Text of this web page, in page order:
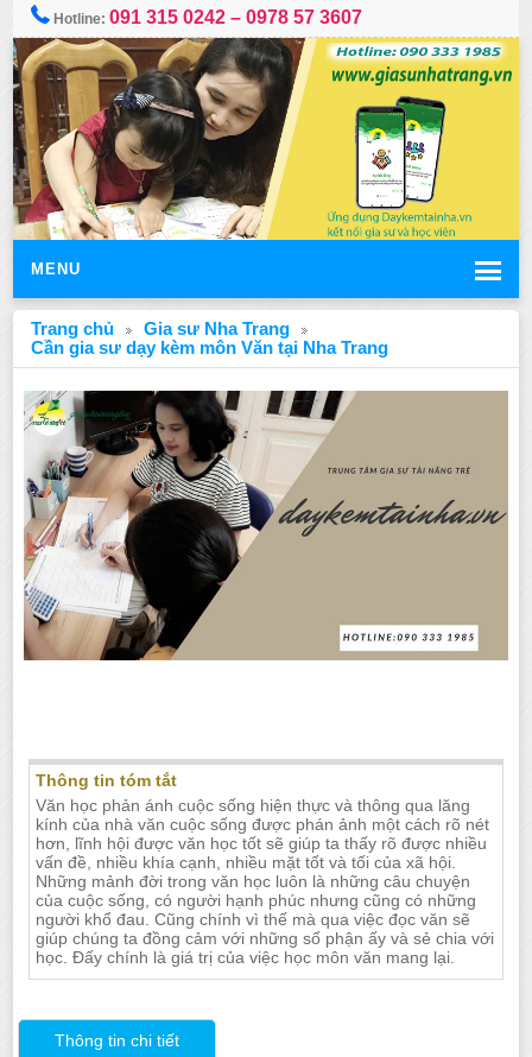
Hotline:091 315 0242 – 0978 57 3607
MENU
Trang chủ
Gia sư Nha Trang
Cần gia sư dạy kèm môn Văn tại Nha Trang
Thông tin tóm tắt
Văn học phản ánh cuộc sống hiện thực và thông qua lăng
kính của nhà văn cuộc sống được phán ảnh một cách rõ nét
hơn, lĩnh hội được văn học tốt sẽ giúp ta thấy rõ được nhiều
vấn đề, nhiều khía cạnh, nhiều mặt tốt và tối của xã hội.
Những mảnh đời trong văn học luôn là những câu chuyện
của cuộc sống, có người hạnh phúc nhưng cũng có những
người khổ đau. Cũng chính vì thế mà qua việc đọc văn sẽ
giúp chúng ta đồng cảm với những số phận ấy và sẻ chia với
học. Đấy chính là giá trị của việc học môn văn mang lại.
Thông tin chi tiết